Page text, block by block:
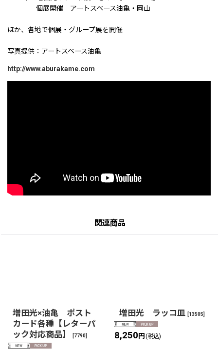
個展開催 アートスペース油亀・岡山
ほか、各地で個展・グループ展を開催
写真提供：アートスペース油亀
http://www.aburakame.com
関連商品
増田光×油亀 ポスト
カード各種【レターパ
ック対応商品】
[7790]
増田光 ラッコ皿 [13505]
8,250円 (税込)